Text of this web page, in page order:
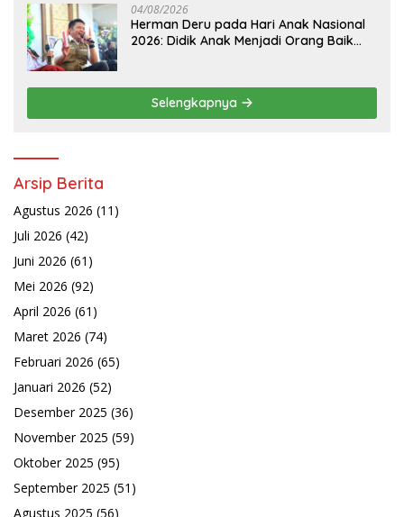
04/08/2026
Herman Deru pada Hari Anak Nasional
2026: Didik Anak Menjadi Orang Baik
Selengkapnya
Arsip Berita
Agustus 2026 (11)
Juli 2026 (42)
Juni 2026 (61)
Mei 2026 (92)
April 2026 (61)
Maret 2026 (74)
Februari 2026 (65)
Januari 2026 (52)
Desember 2025 (36)
November 2025 (59)
Oktober 2025 (95)
September 2025 (51)
Agustus 2025 (56)